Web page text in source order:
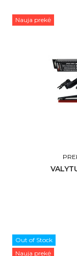
Nauja prekė
Out of Stock
Nauja prekė